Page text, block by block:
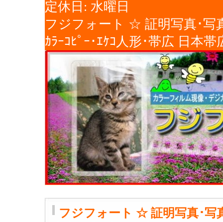
定休日: 水曜日
フジフォート ☆ 証明写真･写真
ｶﾗｰｺﾋﾟｰ･ｴｹｺ人形･帯広 日本
フジフォート ☆ 証明写真･写